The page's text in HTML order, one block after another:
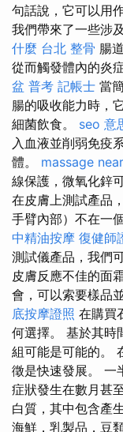
句話說，它可以用
我們帶來了一些涉
什麼 台北 整骨 腸
從而觸發體內的炎
盆 普考 記帳士 當
腸的吸收能力時，
細菌飲食。 seo 意
入血液並削弱免疫
體。 massage
線保護，微氧化鋅
在皮膚上測試產品
手臂內部）不在一
中精油按摩 復健師
測試儀產品，我們
皮膚反應不佳的面
會，可以索要樣品
底按摩證照 在購買
何選擇。 基於其時
組可能是可能的。
徵是快速發展。 一
症狀發生在數月甚
白質，其中包含產
海鮮，乳製品，豆